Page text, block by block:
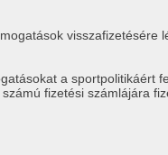
visszafizetésére
a sportpolitikáért
fizetési számlájára